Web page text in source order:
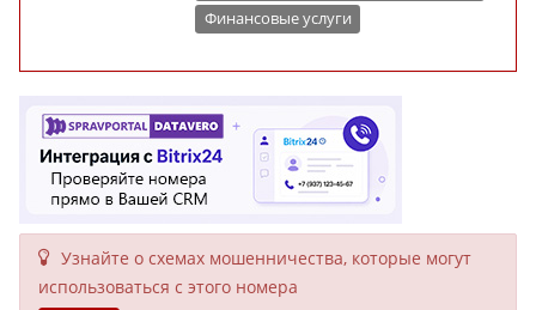
Финансовые услуги
Узнайте о схемах мошенни­чества, кото­рые могут
исполь­зоваться с этого номера